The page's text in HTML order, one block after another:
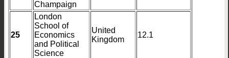
Champaign
25
London
School of
Economics
and Political
Science
United
Kingdom
12.1